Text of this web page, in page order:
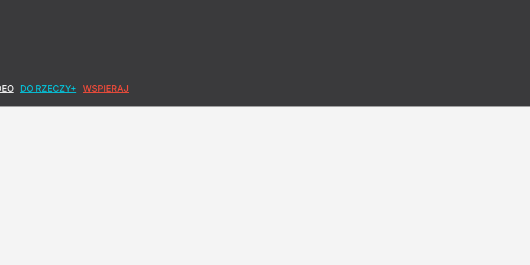
DO RZECZY+ WSPIERAJ
Lisicki: Sypie się opowieść o pandemii